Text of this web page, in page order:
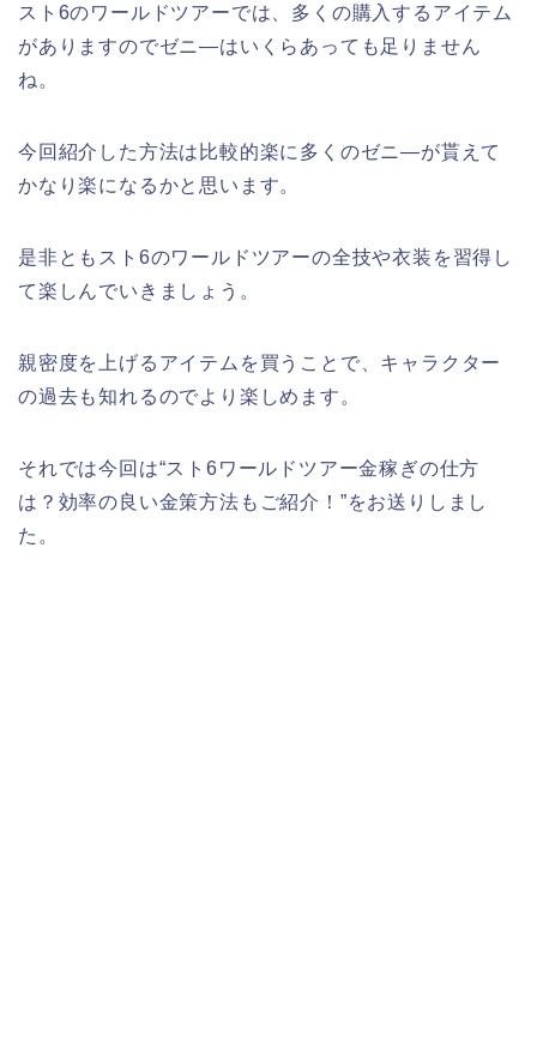
スト6のワールドツアーでは、多くの購入するアイテム
がありますのでゼニ―はいくらあっても足りません
ね。
今回紹介した方法は比較的楽に多くのゼニ―が貰えて
かなり楽になるかと思います。
是非ともスト6のワールドツアーの全技や衣装を習得し
て楽しんでいきましょう。
親密度を上げるアイテムを買うことで、キャラクター
の過去も知れるのでより楽しめます。
それでは今回は“スト6ワールドツアー金稼ぎの仕方
は？効率の良い金策方法もご紹介！”をお送りしまし
た。